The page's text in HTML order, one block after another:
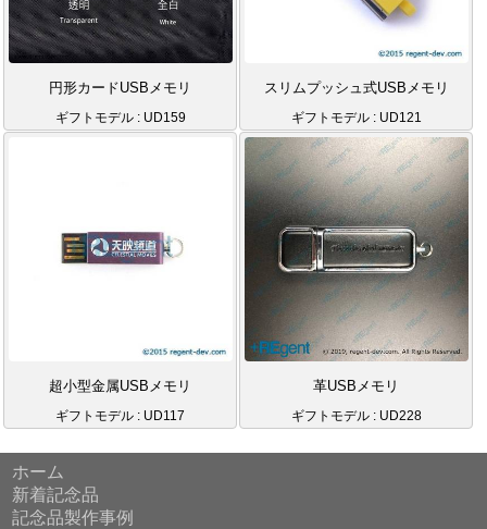
円形カードUSBメモリ
ギフトモデル : UD159
スリムプッシュ式USBメモリ
ギフトモデル : UD121
超小型金属USBメモリ
ギフトモデル : UD117
革USBメモリ
ギフトモデル : UD228
ホーム
新着記念品
記念品製作事例